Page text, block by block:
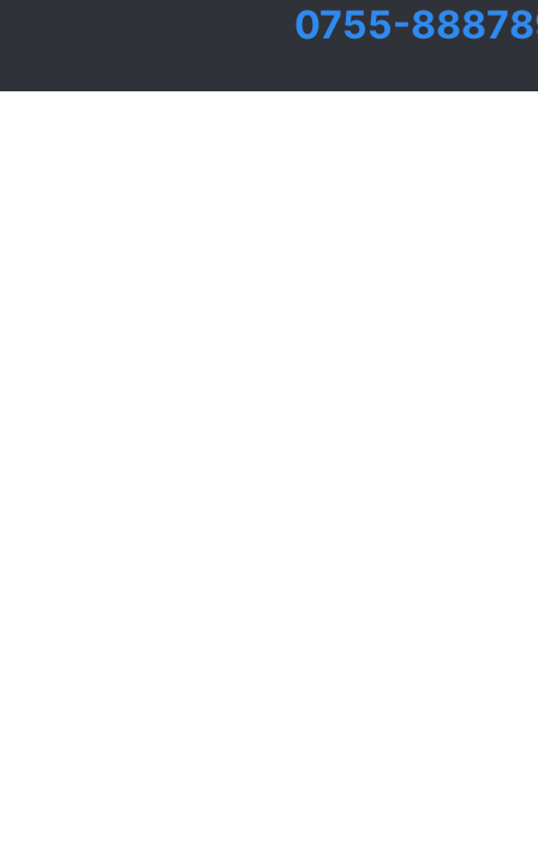
0755-